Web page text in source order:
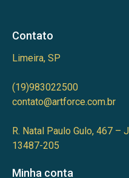
Contato
Limeira, SP
(19)983022500
contato@artforce.com.br
R. Natal Paulo Gulo, 467 –
13487-205
Minha conta